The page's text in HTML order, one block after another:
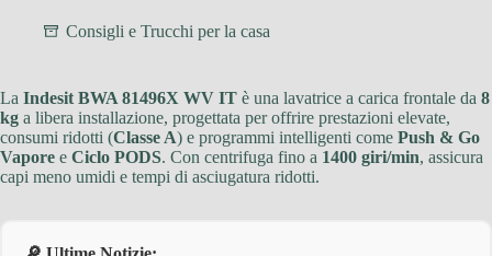
Consigli e Trucchi per la casa
La Indesit BWA 81496X WV IT è una lavatrice a carica frontale da 8
kg a libera installazione, progettata per offrire prestazioni elevate,
consumi ridotti (Classe A) e programmi intelligenti come Push & Go
Vapore e Ciclo PODS. Con centrifuga fino a 1400 giri/min, assicura
capi meno umidi e tempi di asciugatura ridotti.